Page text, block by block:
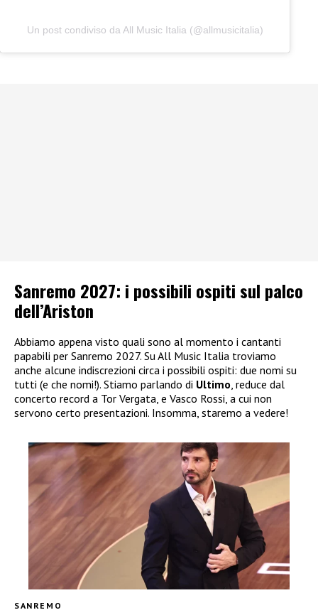
Un post condiviso da All Music Italia (@allmusicitalia)
Sanremo 2027: i possibili ospiti sul palco
dell’Ariston
Abbiamo appena visto quali sono al momento i cantanti
papabili per Sanremo 2027. Su All Music Italia troviamo
anche alcune indiscrezioni circa i possibili ospiti: due nomi su
tutti (e che nomi!). Stiamo parlando di Ultimo , reduce dal
concerto record a Tor Vergata, e Vasco Rossi, a cui non
servono certo presentazioni. Insomma, staremo a vedere!
SANREMO